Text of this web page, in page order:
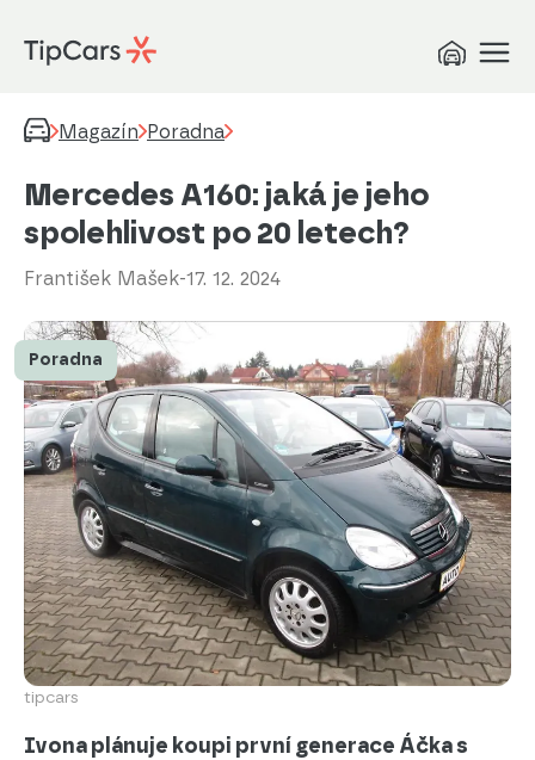
Magazín Poradna
Mercedes A160: jaká je jeho
spolehlivost po 20 letech?
František Mašek-17. 12. 2024
tipcars
Poradna
Ivona plánuje koupi první generace Áčka s